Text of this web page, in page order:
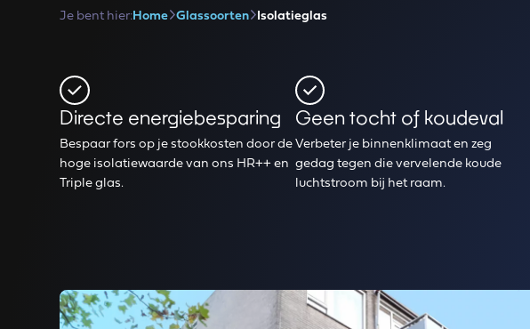
Je bent hier: Home Glassoorten Isolatieglas
Directe energiebesparing
Bespaar fors op je stookkosten door de
hoge isolatiewaarde van ons HR++ en
Triple glas.
Geen tocht of koudeval
Verbeter je binnenklimaat en zeg
gedag tegen die vervelende koude
luchtstroom bij het raam.